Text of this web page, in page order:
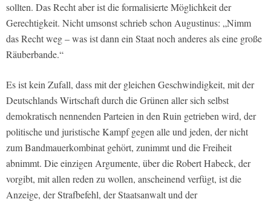
sollten. Das Recht aber ist die formalisierte Möglichkeit der
Gerechtigkeit. Nicht umsonst schrieb schon Augustinus: „Nimm
das Recht weg – was ist dann ein Staat noch anderes als eine große
Räuberbande.“
Es ist kein Zufall, dass mit der gleichen Geschwindigkeit, mit der
Deutschlands Wirtschaft durch die Grünen aller sich selbst
demokratisch nennenden Parteien in den Ruin getrieben wird, der
politische und juristische Kampf gegen alle und jeden, der nicht
zum Bandmauerkombinat gehört, zunimmt und die Freiheit
abnimmt. Die einzigen Argumente, über die Robert Habeck, der
vorgibt, mit allen reden zu wollen, anscheinend verfügt, ist die
Anzeige, der Strafbefehl, der Staatsanwalt und der